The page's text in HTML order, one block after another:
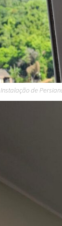
Instalação de